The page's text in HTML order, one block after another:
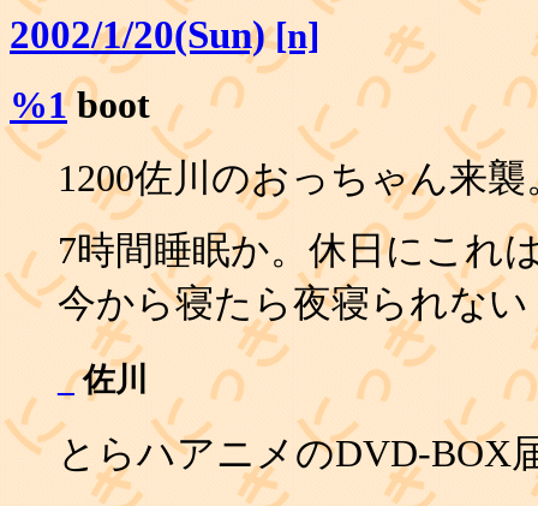
2002/1/20(Sun) [n]
%1boot
1200佐川のおっちゃん来
7時間睡眠か。休日にこ
今から寝たら夜寝られない
_佐川
とらハアニメのDVD-BOX